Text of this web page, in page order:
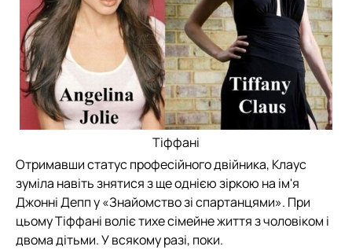
Тіффані
Отримавши статус професійного двійника, Клаус
зуміла навіть знятися з ще однією зіркою на ім'я
Джонні Депп у «Знайомство зі спартанцями». При
цьому Тіффані воліє тихе сімейне життя з чоловіком і
двома дітьми. У всякому разі, поки.